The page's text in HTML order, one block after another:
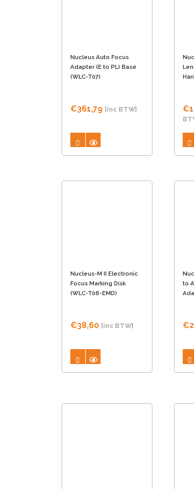
Nucleus Auto Focus
Adapter (E to PL) Base
(WLC-T07)
€361,79 {inc BTW} €
Nucleus-M II Electronic
Focus Marking Disk
(WLC-T06-EMD)
€38,60 {inc BTW}
to
€